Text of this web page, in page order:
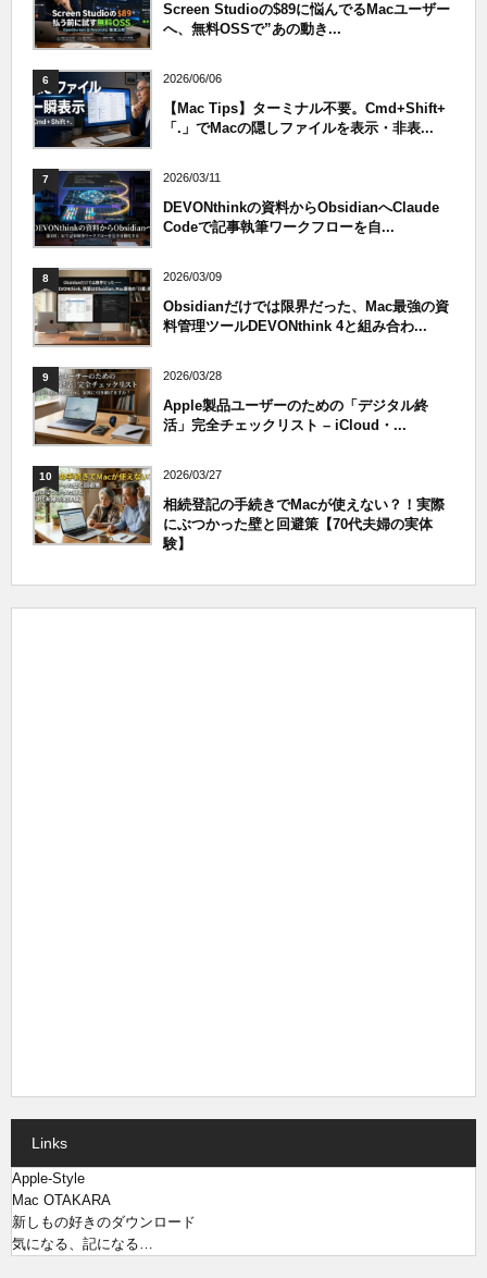
Screen Studioの$89に悩んでるMacユーザー
へ、無料OSSで”あの動き...
6 2026/06/06
【Mac Tips】ターミナル不要。Cmd+Shift+
「.」でMacの隠しファイルを表示・非表...
7 2026/03/11
DEVONthinkの資料からObsidianへClaude
Codeで記事執筆ワークフローを自...
8 2026/03/09
Obsidianだけでは限界だった、Mac最強の資
料管理ツールDEVONthink 4と組み合わ...
9 2026/03/28
Apple製品ユーザーのための「デジタル終
活」完全チェックリスト – iCloud・...
10 2026/03/27
相続登記の手続きでMacが使えない？！実際
にぶつかった壁と回避策【70代夫婦の実体
験】
Links
Apple-Style
Mac OTAKARA
新しもの好きのダウンロード
気になる、記になる…